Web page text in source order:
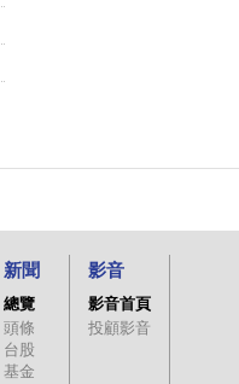
新聞
總覽
頭條
台股
基金
影音
影音首頁
投顧影音